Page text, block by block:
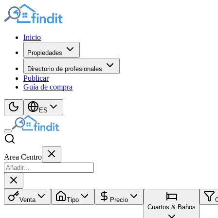
Inicio
Propiedades
Directorio de profesionales
Publicar
Guía de compra
ES
Area Centro
Venta Tipo
Precio
Cuartos & Baños